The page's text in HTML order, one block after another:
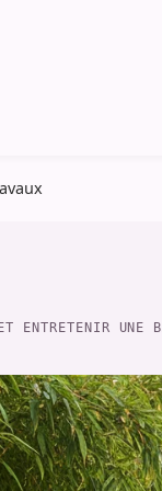
ENTRETENIR UNE